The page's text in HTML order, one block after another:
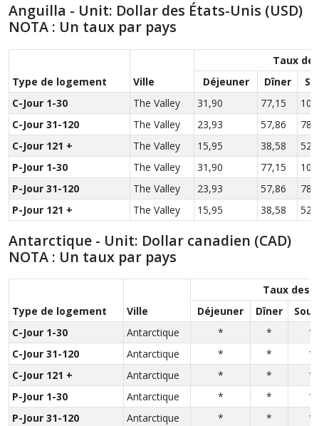
Anguilla - Unit: Dollar des États-Unis (USD)
NOTA : Un taux par pays
Type de logement Ville
Taux
Déjeuner
Dîner
C-Jour 1-30
The Valley 31,90 77,15
C-Jour 31-120
The Valley 23,93 57,86
C-Jour 121 +
The Valley 15,95 38,58
P-Jour 1-30
The Valley 31,90 77,15
P-Jour 31-120
The Valley 23,93 57,86
P-Jour 121 +
The Valley 15,95 38,58
Antarctique - Unit: Dollar canadien (CAD)
NOTA : Un taux par pays
Type de logement Ville
Taux des
Déjeuner
Dîner
C-Jour 1-30
Antarctique * *
*
C-Jour 31-120
Antarctique * *
*
C-Jour 121 +
Antarctique * *
*
P-Jour 1-30
Antarctique * *
*
P-Jour 31-120
Antarctique * *
*